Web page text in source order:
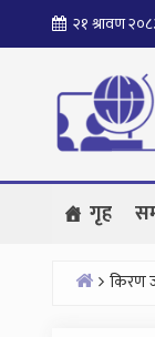
to
२१ श्रावण
गृह
किरण